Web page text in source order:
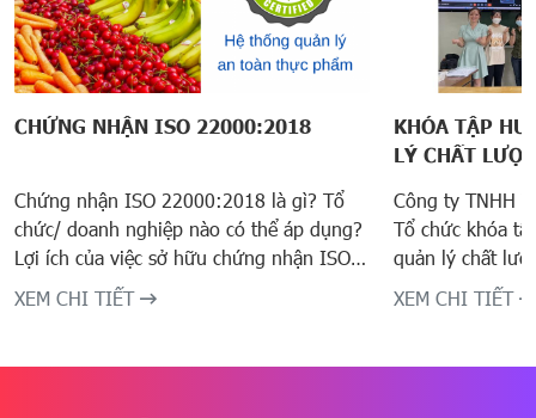
CHỨNG NHẬN ISO 22000:2018
Chứng nhận ISO 22000:2018 là gì? Tổ
chức/ doanh nghiệp nào có thể áp dụng?
Lợi ích của việc sở hữu chứng nhận ISO
22000:2018 là gì? Trong bài biết này HKB
XEM CHI TIẾT
KHÓA TẬP
LÝ CHẤT
Công ty TNHH
Tổ chức khóa
quản lý chất
22000:2018 tại
XEM CHI TIẾT